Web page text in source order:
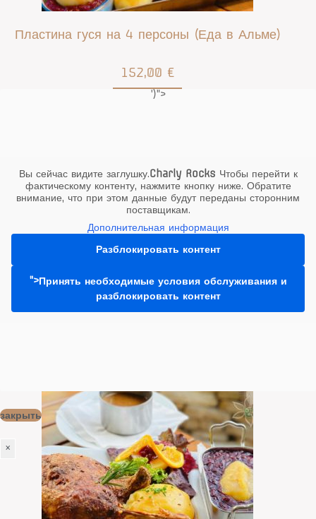
Пластина гуся на 4 персоны (Еда в Альме)
152,00 €
Подробнее
Пластина гуся на 2 персоны (Еда в Альме)
')">
Вы сейчас видите заглушку.Charly Rocks Чтобы перейти к
фактическому контенту, нажмите кнопку ниже. Обратите
внимание, что при этом данные будут переданы сторонним
поставщикам.
Дополнительная информация
Разблокировать контент
">Принять необходимые условия обслуживания и
разблокировать контент
закрыть
×